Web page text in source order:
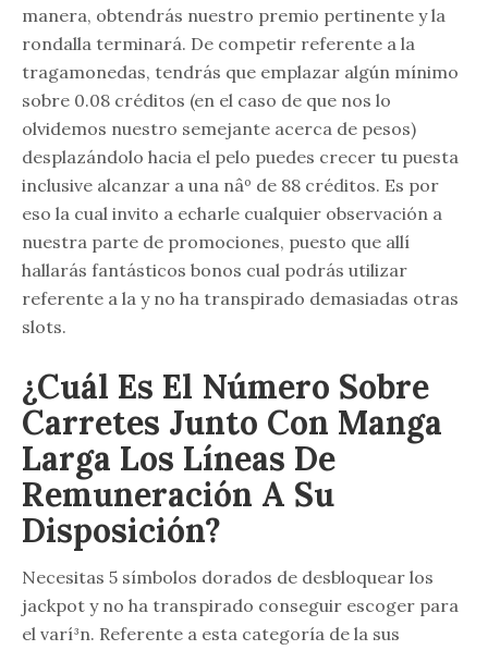
manera, obtendrás nuestro premio pertinente y la
rondalla terminará. De competir referente a la
tragamonedas, tendrás que emplazar algún mínimo
sobre 0.08 créditos (en el caso de que nos lo
olvidemos nuestro semejante acerca de pesos)
desplazándolo hacia el pelo puedes crecer tu puesta
inclusive alcanzar a una nâº de 88 créditos. Es por
eso la cual invito a echarle cualquier observación a
nuestra parte de promociones, puesto que allí
hallarás fantásticos bonos cual podrás utilizar
referente a la y no ha transpirado demasiadas otras
slots.
¿Cuál Es El Número Sobre
Carretes Junto Con Manga
Larga Los Líneas De
Remuneración A Su
Disposición?
Necesitas 5 símbolos dorados de desbloquear los
jackpot y no ha transpirado conseguir escoger para
el varí³n. Referente a esta categoría de la sus